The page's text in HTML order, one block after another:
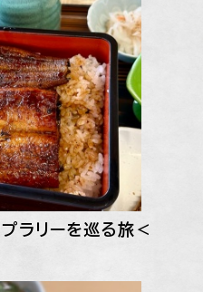
ラリーを巡る旅＜